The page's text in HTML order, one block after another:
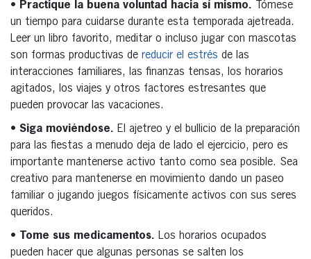
• Practique la buena voluntad hacia sí mismo. Tómese
un tiempo para cuidarse durante esta temporada ajetreada.
Leer un libro favorito, meditar o incluso jugar con mascotas
son formas productivas de reducir el estrés de las
interacciones familiares, las finanzas tensas, los horarios
agitados, los viajes y otros factores estresantes que
pueden provocar las vacaciones.
• Siga moviéndose. El ajetreo y el bullicio de la preparación
para las fiestas a menudo deja de lado el ejercicio, pero es
importante mantenerse activo tanto como sea posible. Sea
creativo para mantenerse en movimiento dando un paseo
familiar o jugando juegos físicamente activos con sus seres
queridos.
• Tome sus medicamentos. Los horarios ocupados
pueden hacer que algunas personas se salten los